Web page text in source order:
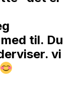
til. Du
vi